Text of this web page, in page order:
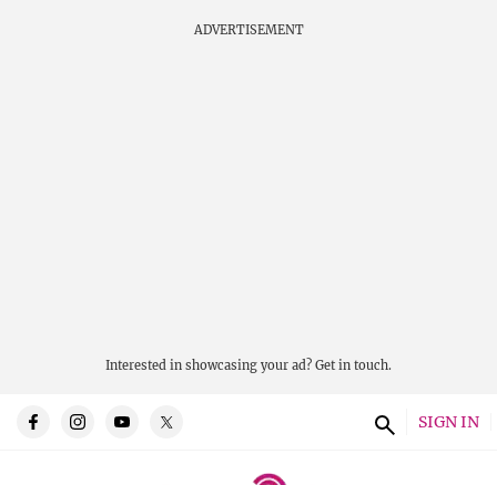
ADVERTISEMENT
Interested in showcasing your ad? Get in touch.
SIGN IN